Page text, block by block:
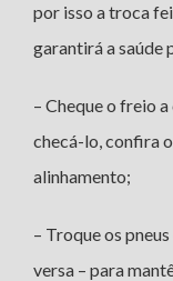
por isso a troca
garantirá a saúde
– Cheque o freio
checá-lo, confira
alinhamento;
– Troque os
versa – para